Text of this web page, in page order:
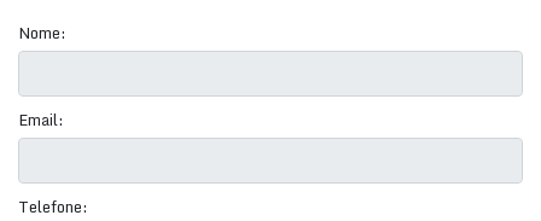
Nome:
Email:
Telefone: